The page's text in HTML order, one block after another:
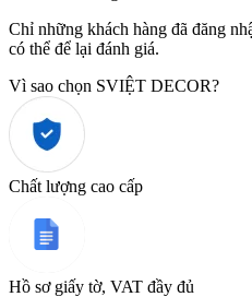
Chỉ những khách hàng đã đăng
có thể để lại đánh giá.
Vì sao chọn SVIỆT DECOR?
Chất lượng cao cấp
Hồ sơ giấy tờ, VAT đầy đủ